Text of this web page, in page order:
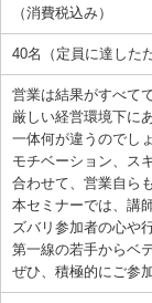
（消費税込み）
40名（定員に達した
営業は結果がすべて
厳しい経営環境下に
一体何が違うのでし
モチベーション、ス
合わせて、営業自ら
本セミナーでは、講
ズバリ参加者の心や
第一線の若手からベ
ぜひ、積極的にご参